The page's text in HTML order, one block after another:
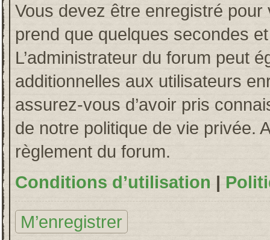
Vous devez être enregistré pour
prend que quelques secondes
L’administrateur du forum peut
additionnelles aux utilisateurs
assurez-vous d’avoir pris
de notre politique de vie privée.
règlement du forum.
Conditions d’utilisation |
M’enregistrer